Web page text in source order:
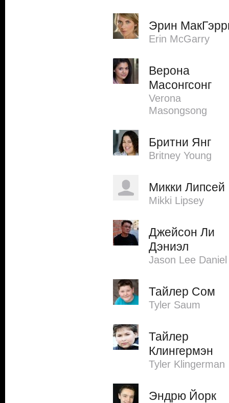
Эрин
Erin McGarry
Верона
Масонгсонг
Verona
Masongsong
Бритни Янг
Britney Young
Микки Липсей
Mikki Lipsey
Джейсон Ли
Дэниэл
Jason Lee Daniel
Тайлер Сом
Tyler Saum
Тайлер
Клингермэн
Tyler Klingerman
Эндрю Йорк